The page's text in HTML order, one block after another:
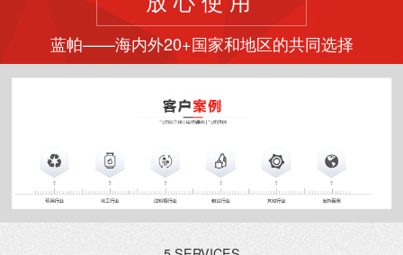
蓝帕——海内外20+国家和地区的共同选择